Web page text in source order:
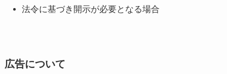
法令に基づき開示が必要となる場合
広告について